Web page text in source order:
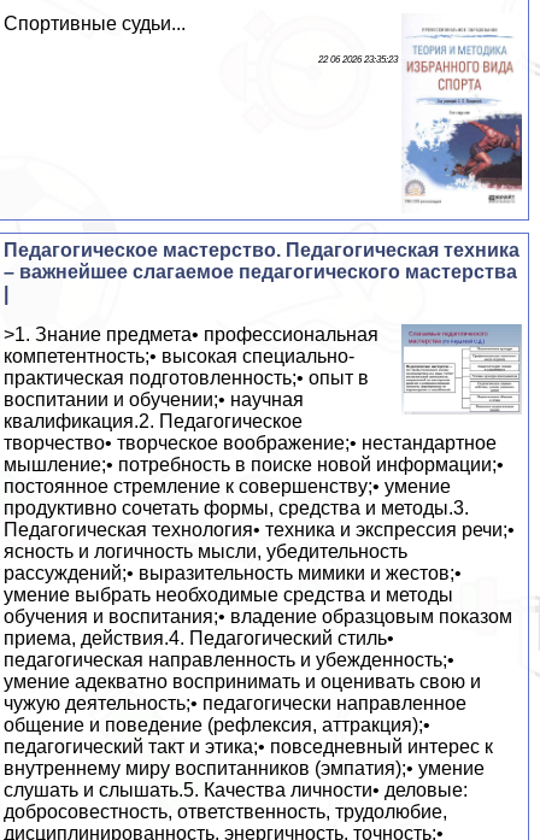
Спортивные судьи...
22 06 2026 23:35:23
Педагогическое мастерство. Педагогическая техника
– важнейшее слагаемое педагогического мастерства
>1. Знание предмета• профессиональная
компетентность;• высокая специально-
практическая подготовленность;• опыт в
воспитании и обучении;• научная
квалификация.2. Педагогическое
творчество• творческое воображение;• нестандартное
мышление;• потребность в поиске новой информации;•
постоянное стремление к совершенству;• умение
продуктивно сочетать формы, средства и методы.3.
Педагогическая технология• техника и экспрессия речи;•
ясность и логичность мысли, убедительность
рассуждений;• выразительность мимики и жестов;•
умение выбрать необходимые средства и методы
обучения и воспитания;• владение образцовым показом
приема, действия.4. Педагогический стиль•
педагогическая направленность и убежденность;•
умение адекватно воспринимать и оценивать свою и
чужую деятельность;• педагогически направленное
общение и поведение (рефлексия, аттракция);•
педагогический такт и этика;• повседневный интерес к
внутреннему миру воспитанников (эмпатия);• умение
слушать и слышать.5. Качества личности• деловые:
добросовестность, ответственность, трудолюбие,
дисциплинированность, энергичность, точность;•